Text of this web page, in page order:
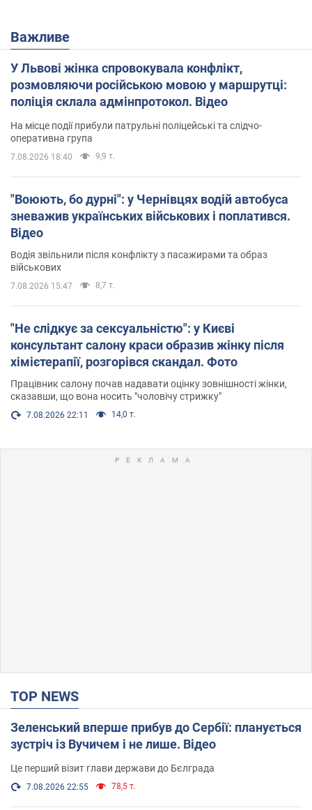
Важливе
У Львові жінка спровокувала конфлікт,
розмовляючи російською мовою у маршрутці:
поліція склала адмінпротокол. Відео
На місце події прибули патрульні поліцейські та слідчо-
оперативна група
7.08.2026 18:40 9,9 т.
"Воюють, бо дурні": у Чернівцях водій автобуса
зневажив українських військових і поплатився.
Відео
Водія звільнили після конфлікту з пасажирами та образ
військових
7.08.2026 15:47 8,7 т.
"Не слідкує за сексуальністю": у Києві
консультант салону краси образив жінку після
хімієтерапії, розгорівся скандал. Фото
Працівник салону почав надавати оцінку зовнішності жінки,
сказавши, що вона носить "чоловічу стрижку"
7.08.2026 22:11 14,0 т.
TOP NEWS
Зеленський вперше прибув до Сербії: планується
зустріч із Вучичем і не лише. Відео
Це перший візит глави держави до Бєлграда
7.08.2026 22:55 78,5 т.